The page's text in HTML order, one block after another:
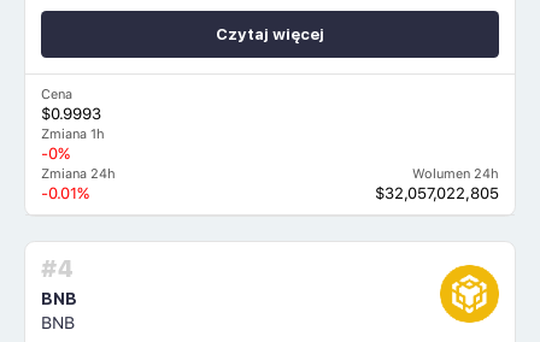
Cena
$0.9993
Zmiana 1h
-0%
Zmiana 24h
-0.01%
Wolumen 24h
$32,057,022,805
Czytaj więcej
#4
BNB
BNB